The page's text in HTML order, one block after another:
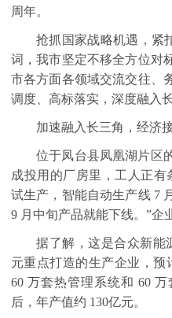
周年。
抢抓国家战略机遇，紧
词，我市坚定不移全方位对
市各方面各领域交流交往、
调度、高标落实，深度融入
加速融入长三角，经济
位于凤台县凤凰湖片区
成投用的厂房里，工人正
试生产，智能自动生产线7
9 月中旬产品就能下线。”企
据了解，这是合众新能
元重点打造的生产企业，预
60 万套热管理系统和 60 万
后，年产值约 130亿元。